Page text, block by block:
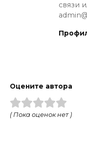
связи
Оцените автора
( Пока оценок нет )